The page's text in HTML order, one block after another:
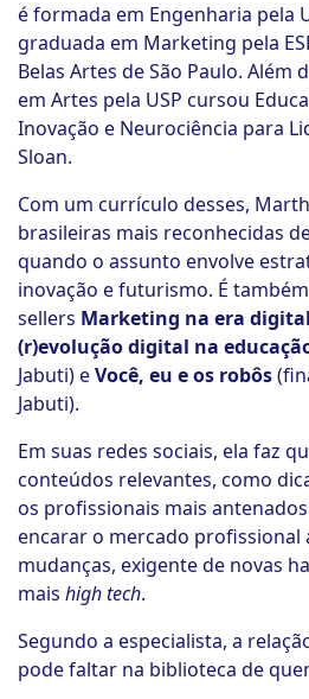
é formada em Engenharia pela
graduada em Marketing pela
Belas Artes de São Paulo. Além
em Artes pela USP cursou
Inovação e Neurociência para
Sloan.
Com um currículo desses,
brasileiras mais reconhecidas
quando o assunto envolve
inovação e futurismo. É
sellers Marketing na era digital
(r)evolução digital na
Jabuti) eVocê, eu e os robôs
Jabuti).
Em suas redes sociais, ela faz
conteúdos relevantes, como
os profissionais mais
encarar o mercado profissional
mudanças, exigente de novas
mais high tech.
Segundo a especialista, a
pode faltar na biblioteca de